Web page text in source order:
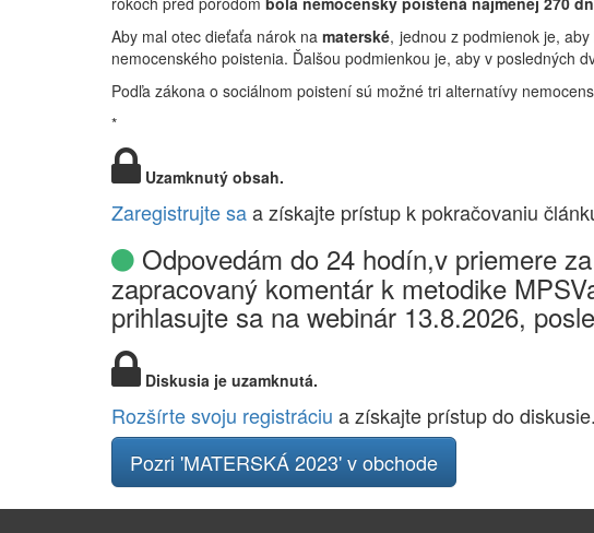
Aby mal otec dieťaťa nárok namaterské, jednou z podmienok je,
nemocenského poistenia. Ďalšou podmienkou je, aby v posledných
Podľa zákona o sociálnom poistení sú možné tri alternatívy
*
Uzamknutý obsah.
Zaregistrujte saa získajte prístup k pokračovaniu
Odpovedám do 24 hodín,v priemere
zapracovaný komentár k metodike
prihlasujte sa na webinár 13.8.2026,
Diskusia je uzamknutá.
Rozšírte svoju registráciu a získajte prístup do
Pozri 'MATERSKÁ 2023' v obchode